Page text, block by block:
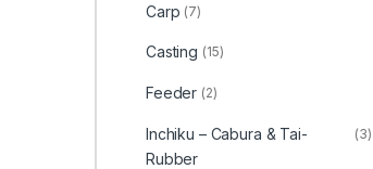
Carp (7)
Casting (15)
Feeder (2)
Inchiku – Cabura & Tai-
Rubber
(3)